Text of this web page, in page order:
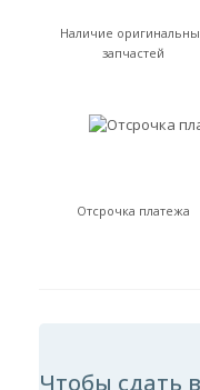
Наличие
запчастей
Отсрочка платежа
Чтобы сдать